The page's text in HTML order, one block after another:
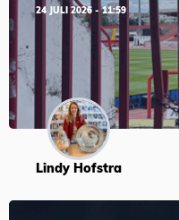
24 JULI 2026 - 11:59
Lindy Hofstra